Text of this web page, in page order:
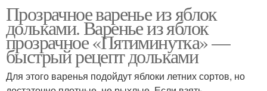
Прозрачное варенье из яблок
дольками. Варенье из яблок
прозрачное «Пятиминутка» —
быстрый рецепт дольками
Для этого варенья подойдут яблоки летних сортов, но